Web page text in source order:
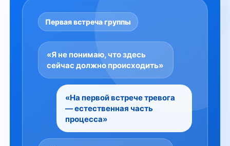
Первая встреча группы
«Я не понимаю, что здесь
сейчас должно происходить»
«На первой встрече тревога
— естественная часть
процесса»